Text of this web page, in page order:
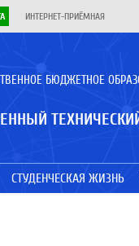
ИНТЕРНЕТ-ПРИЁМНАЯ
БЮДЖЕТНОЕ
СТУДЕНЧЕСКАЯ ЖИЗНЬ